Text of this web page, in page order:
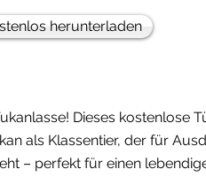
herunterladen
Dieses kostenlose
als Klassentier, der für
– perfekt für einen